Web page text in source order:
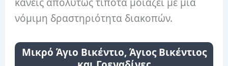
κάνεις απολύτως τίποτα μοιάζει με μια
νόμιμη δραστηριότητα διακοπών.
Μικρό Άγιο Βικέντιο, Άγιος Βικέντιος